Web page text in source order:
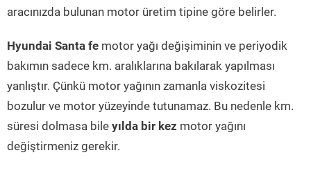
aracınızda bulunan motor üretim tipine göre belirler.
Hyundai Santa fe motor yağı değişiminin ve periyodik
bakımın sadece km. aralıklarına bakılarak yapılması
yanlıştır. Çünkü motor yağının zamanla viskozitesi
bozulur ve motor yüzeyinde tutunamaz. Bu nedenle km.
süresi dolmasa bile yılda bir kez motor yağını
değiştirmeniz gerekir.